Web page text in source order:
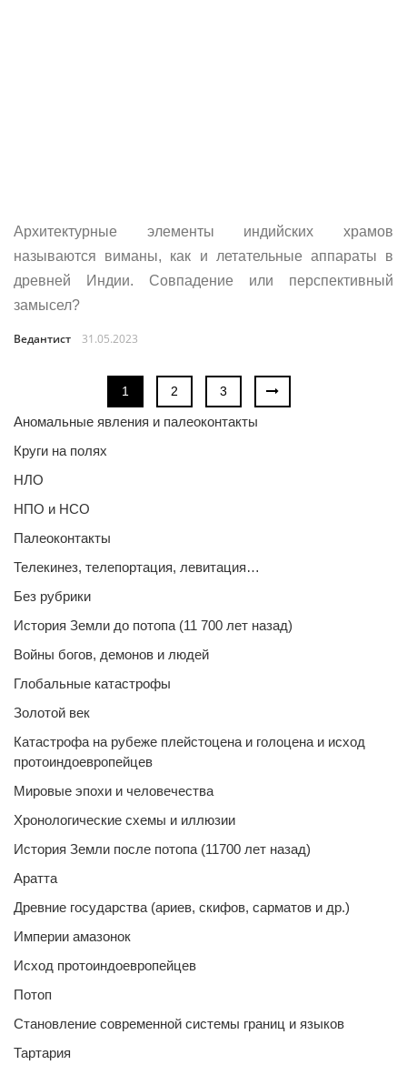
Архитектурные элементы индийских храмов
называются виманы, как и летательные аппараты в
древней Индии. Совпадение или перспективный
замысел?
Ведантист 31.05.2023
1 2 3
Аномальные явления и палеоконтакты
Круги на полях
НЛО
НПО и НСО
Палеоконтакты
Телекинез, телепортация, левитация…
Без рубрики
История Земли до потопа (11 700 лет назад)
Войны богов, демонов и людей
Глобальные катастрофы
Золотой век
Катастрофа на рубеже плейстоцена и голоцена и исход
протоиндоевропейцев
Мировые эпохи и человечества
Хронологические схемы и иллюзии
История Земли после потопа (11700 лет назад)
Аратта
Древние государства (ариев, скифов, сарматов и др.)
Империи амазонок
Исход протоиндоевропейцев
Потоп
Становление современной системы границ и языков
Тартария